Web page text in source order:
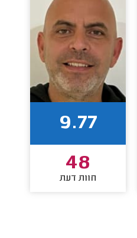
9.77
48
חוות דעת